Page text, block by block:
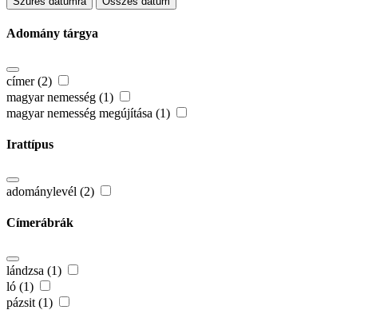
Adomány tárgya
címer (2)
magyar nemesség (1)
magyar nemesség megújítása (1)
Irattípus
adománylevél (2)
Címerábrák
lándzsa (1)
ló (1)
pázsit (1)